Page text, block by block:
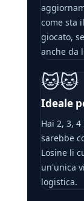
come sta
giocato,
anche da
🐱🐱
Ideale
Hai 2, 3,
sarebbe
Losine li
un'unica
logistica.